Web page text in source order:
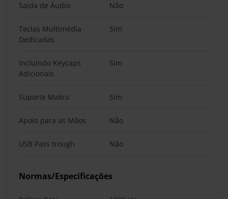
Saída de Áudio Não
Teclas Multimédia
Dedicadas
Sim
Incluindo Keycaps
Adicionais
Sim
Suporte Makro Sim
Apoio para as Mãos Não
USB Pass trough Não
Normas/Especificações